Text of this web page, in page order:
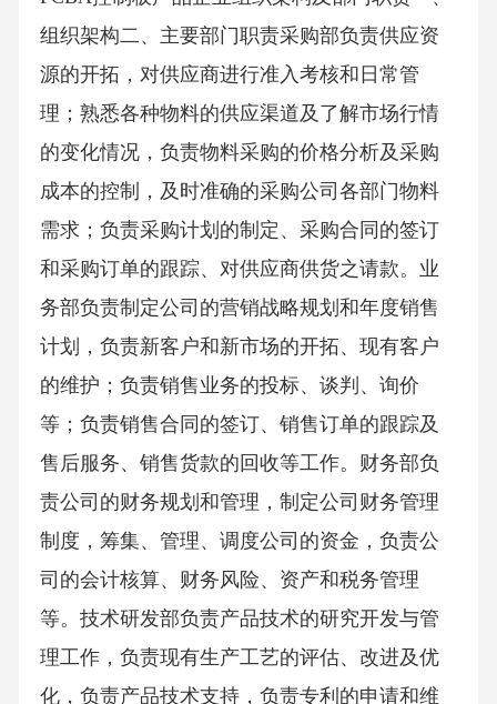
组织架构二、主要部门职责采购部负责供应资
源的开拓，对供应商进行准入考核和日常管
理；熟悉各种物料的供应渠道及了解市场行情
的变化情况，负责物料采购的价格分析及采购
成本的控制，及时准确的采购公司各部门物料
需求；负责采购计划的制定、采购合同的签订
和采购订单的跟踪、对供应商供货之请款。业
务部负责制定公司的营销战略规划和年度销售
计划，负责新客户和新市场的开拓、现有客户
的维护；负责销售业务的投标、谈判、询价
等；负责销售合同的签订、销售订单的跟踪及
售后服务、销售货款的回收等工作。财务部负
责公司的财务规划和管理，制定公司财务管理
制度，筹集、管理、调度公司的资金，负责公
司的会计核算、财务风险、资产和税务管理
等。技术研发部负责产品技术的研究开发与管
理工作，负责现有生产工艺的评估、改进及优
化，负责产品技术支持，负责专利的申请和维